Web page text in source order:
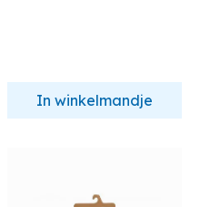
In winkelmandje